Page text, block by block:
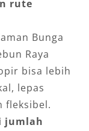
rute
Bunga
Raya
bisa lebih
lepas
fleksibel.
jumlah